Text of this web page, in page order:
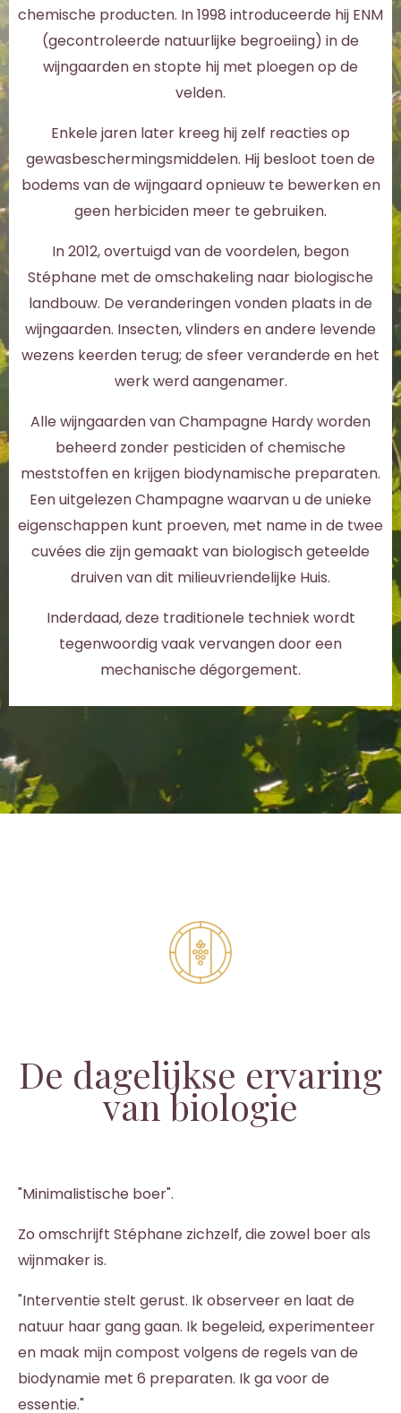
chemische producten. In 1998 introduceerde hij ENM
(gecontroleerde natuurlijke begroeiing) in de
wijngaarden en stopte hij met ploegen op de
velden.
Enkele jaren later kreeg hij zelf reacties op
gewasbeschermingsmiddelen. Hij besloot toen de
bodems van de wijngaard opnieuw te bewerken en
geen herbiciden meer te gebruiken.
In 2012, overtuigd van de voordelen, begon
Stéphane met de omschakeling naar biologische
landbouw. De veranderingen vonden plaats in de
wijngaarden. Insecten, vlinders en andere levende
wezens keerden terug; de sfeer veranderde en het
werk werd aangenamer.
Alle wijngaarden van Champagne Hardy worden
beheerd zonder pesticiden of chemische
meststoffen en krijgen biodynamische preparaten.
Een uitgelezen Champagne waarvan u de unieke
eigenschappen kunt proeven, met name in de twee
cuvées die zijn gemaakt van biologisch geteelde
druiven van dit milieuvriendelijke Huis.
Inderdaad, deze traditionele techniek wordt
tegenwoordig vaak vervangen door een
mechanische dégorgement.
De dagelijkse ervaring
van biologie
"Minimalistische boer".
Zo omschrijft Stéphane zichzelf, die zowel boer als
wijnmaker is.
"Interventie stelt gerust. Ik observeer en laat de
natuur haar gang gaan. Ik begeleid, experimenteer
en maak mijn compost volgens de regels van de
biodynamie met 6 preparaten. Ik ga voor de
essentie."